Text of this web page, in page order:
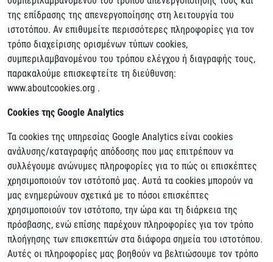
της επίδρασης της απενεργοποίησης στη λειτουργία του
ιστοτόπου. Αν επιθυμείτε περισσότερες πληροφορίες για τον
τρόπο διαχείρισης ορισμένων τύπων cookies,
συμπεριλαμβανομένου του τρόπου ελέγχου ή διαγραφής τους,
παρακαλούμε επισκεφτείτε τη διεύθυνση:
www.aboutcookies.org .
Cookies της Google Analytics
Τα cookies της υπηρεσίας Google Analytics είναι cookies
ανάλυσης/καταγραφής απόδοσης που μας επιτρέπουν να
συλλέγουμε ανώνυμες πληροφορίες για το πώς οι επισκέπτες
χρησιμοποιούν τον ιστότοπό μας. Αυτά τα cookies μπορούν να
μας ενημερώνουν σχετικά με το πόσοι επισκέπτες
χρησιμοποιούν τον ιστότοπο, την ώρα και τη διάρκεια της
πρόσβασης, ενώ επίσης παρέχουν πληροφορίες για τον τρόπο
πλοήγησης των επισκεπτών στα διάφορα σημεία του ιστοτόπου.
Αυτές οι πληροφορίες μας βοηθούν να βελτιώσουμε τον τρόπο